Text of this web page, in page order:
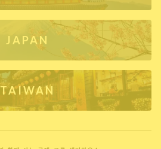
JAPAN
TAIWAN